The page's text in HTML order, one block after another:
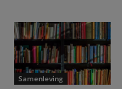
Samenleving